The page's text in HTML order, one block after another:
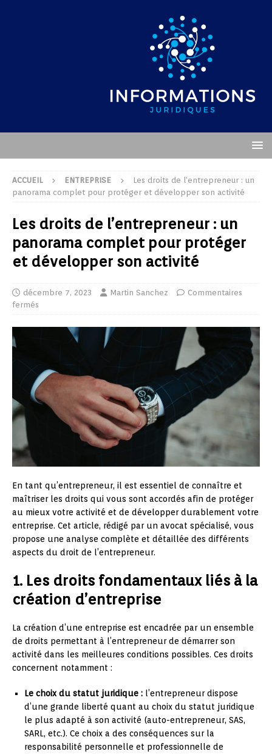
ACCUEIL ENTREPRISE
Les droits de l’entrepreneur : un
panorama complet pour protéger et développer son activité
Les droits de l’entrepreneur : un
panorama complet pour protéger
et développer son activité
décembre 7, 2023 Martin Sanchez
Commentaires
fermés
En tant qu’entrepreneur, il est essentiel de connaître et
maîtriser les droits qui vous sont accordés afin de protéger
au mieux votre activité et de développer durablement votre
entreprise. Cet article, rédigé par un avocat spécialisé, vous
propose une analyse complète et détaillée des différents
aspects du droit de l’entrepreneur.
1. Les droits fondamentaux liés à la
création d’entreprise
La création d’une entreprise est encadrée par un ensemble
de droits permettant à l’entrepreneur de démarrer son
activité dans les meilleures conditions possibles. Ces droits
concernent notamment :
Le choix du statut juridique : l’entrepreneur dispose
d’une grande liberté quant au choix du statut juridique
le plus adapté à son activité (auto-entrepreneur, SAS,
SARL, etc.). Ce choix a des conséquences sur la
responsabilité personnelle et professionnelle de